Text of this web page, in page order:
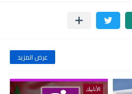
عرض المزيد
الأنابيك